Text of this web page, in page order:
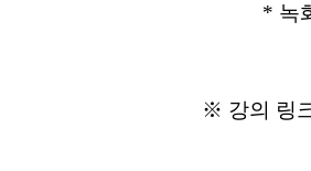
* 녹
※ 강의 링